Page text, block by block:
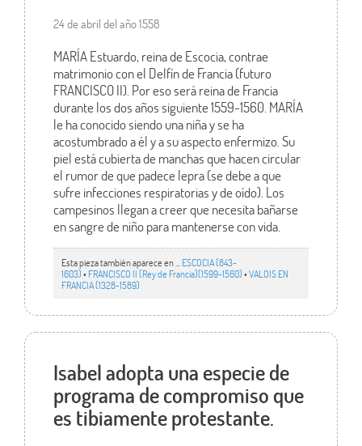
24 de abril del año 1558
MARÍA Estuardo, reina de Escocia, contrae
matrimonio con el Delfín de Francia (futuro
FRANCISCO II). Por eso será reina de Francia
durante los dos años siguiente 1559-1560. MARÍA
le ha conocido siendo una niña y se ha
acostumbrado a él y a su aspecto enfermizo. Su
piel está cubierta de manchas que hacen circular
el rumor de que padece lepra (se debe a que
sufre infecciones respiratorias y de oído). Los
campesinos llegan a creer que necesita bañarse
en sangre de niño para mantenerse con vida.
Esta pieza también aparece en ... ESCOCIA (843-
1603)• FRANCISCO II (Rey de Francia)(1599-1560)•VALOIS EN
FRANCIA (1328-1589)
Isabel adopta una especie de
programa de compromiso que
es tibiamente protestante.